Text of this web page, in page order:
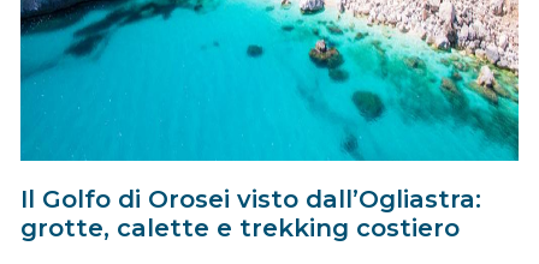
Il Golfo di Orosei visto dall’Ogliastra:
grotte, calette e trekking costiero